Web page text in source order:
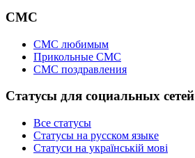
СМС
СМС любимым
Прикольные СМС
СМС поздравления
Статусы для социальных сетей
Все статусы
Статусы на русском языке
Статуси на українській мові